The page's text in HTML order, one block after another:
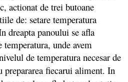
actionat de trei butoane
de: setare temperatura
dreapta panoului se afla
unde avem
de temperatura necesar de
prepararea fiecarui aliment. In